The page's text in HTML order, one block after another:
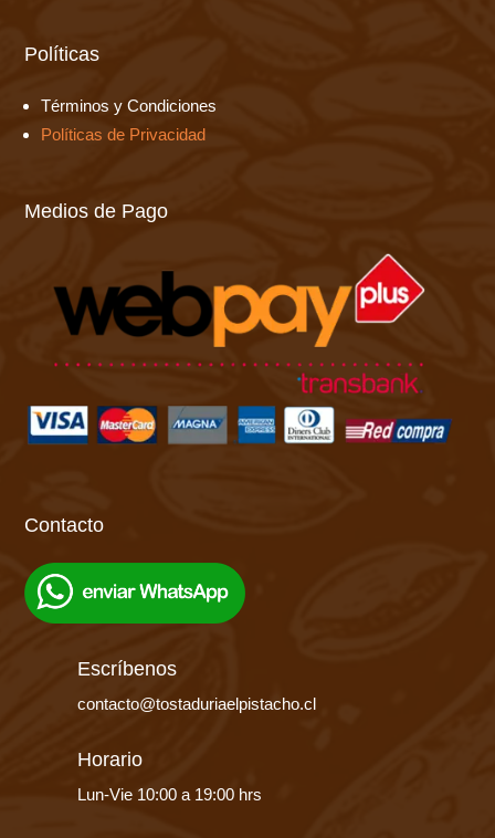
Políticas
Términos y Condiciones
Políticas de Privacidad
Medios de Pago
Contacto
Escríbenos
contacto@tostaduriaelpistacho.cl
Horario
Lun-Vie 10:00 a 19:00 hrs